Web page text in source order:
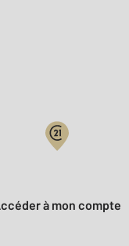
Accéder à mon compte